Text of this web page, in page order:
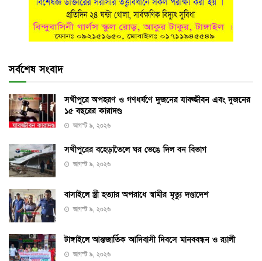
সর্বশেষ সংবাদ
সখীপুরে অপহরণ ও গণধর্ষণে দুজনের যাবজ্জীবন এবং দুজনের
১৫ বছরের কারাদণ্ড
আগস্ট ৯, ২০২৬
সখীপুরের বহেড়াতৈলে ঘর ভেঙে দিল বন বিভাগ
আগস্ট ৯, ২০২৬
বাসাইলে স্ত্রী হত্যার অপরাধে স্বামীর মৃত্যু দণ্ডাদেশ
আগস্ট ৯, ২০২৬
টাঙ্গাইলে আন্তজার্তিক আদিবাসী দিবসে মানববন্ধন ও র‌্যালী
আগস্ট ৯, ২০২৬